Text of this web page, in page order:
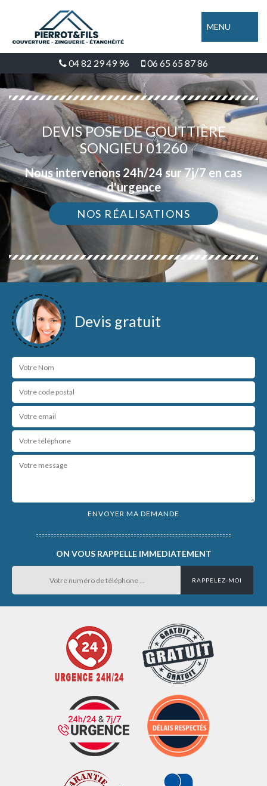
MENU
04 82 29 49 96 06 65 65 87 86
DEVIS POSE DE GOUTTIÈRE
SONGIEU 01260
Nous intervenons 24h/24 sur 7j/7 en cas
d'urgence
NOS RÉALISATIONS
Devis gratuit
ON VOUS RAPPELLE IMMEDIATEMENT